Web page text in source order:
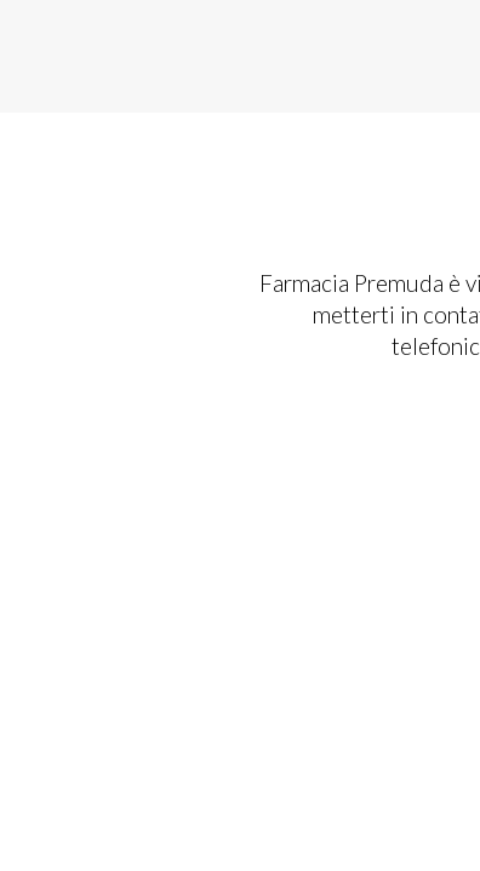
Farmacia Premuda è
metterti in